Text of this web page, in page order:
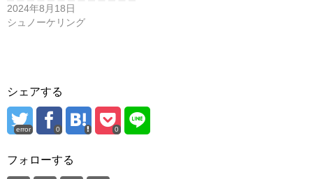
2024年8月18日
シュノーケリング
シェアする
error 0 0
フォローする